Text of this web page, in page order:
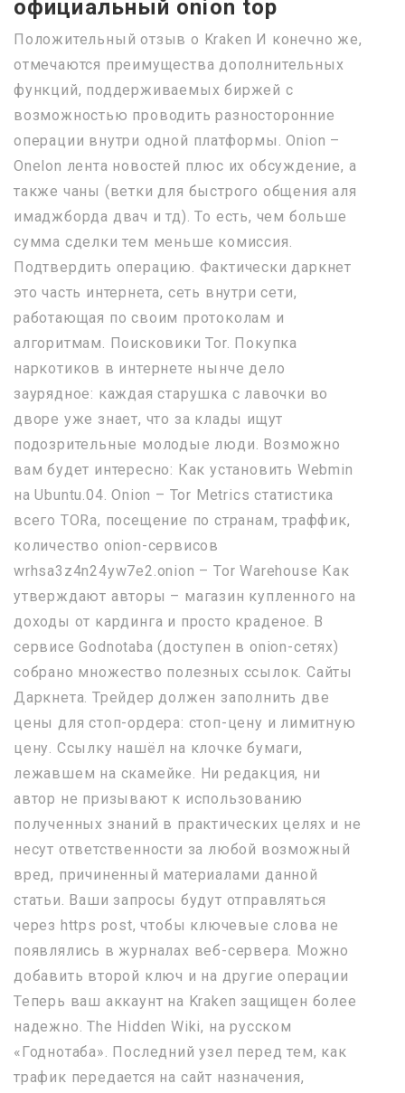
официальный onion top
Положительный отзыв о Kraken И конечно же,
отмечаются преимущества дополнительных
функций, поддерживаемых биржей с
возможностью проводить разносторонние
операции внутри одной платформы. Onion –
Onelon лента новостей плюс их обсуждение, а
также чаны (ветки для быстрого общения аля
имаджборда двач и тд). То есть, чем больше
сумма сделки тем меньше комиссия.
Подтвердить операцию. Фактически даркнет
это часть интернета, сеть внутри сети,
работающая по своим протоколам и
алгоритмам. Поисковики Tor. Покупка
наркотиков в интернете нынче дело
заурядное: каждая старушка с лавочки во
дворе уже знает, что за клады ищут
подозрительные молодые люди. Возможно
вам будет интересно: Как установить Webmin
на Ubuntu.04. Onion – Tor Metrics статистика
всего TORа, посещение по странам, траффик,
количество onion-сервисов
wrhsa3z4n24yw7e2.onion – Tor Warehouse Как
утверждают авторы – магазин купленного на
доходы от кардинга и просто краденое. В
сервисе Godnotaba (доступен в onion-сетях)
собрано множество полезных ссылок. Сайты
Даркнета. Трейдер должен заполнить две
цены для стоп-ордера: стоп-цену и лимитную
цену. Ссылку нашёл на клочке бумаги,
лежавшем на скамейке. Ни редакция, ни
автор не призывают к использованию
полученных знаний в практических целях и не
несут ответственности за любой возможный
вред, причиненный материалами данной
статьи. Ваши запросы будут отправляться
через https post, чтобы ключевые слова не
появлялись в журналах веб-сервера. Можно
добавить второй ключ и на другие операции
Теперь ваш аккаунт на Kraken защищен более
надежно. The Hidden Wiki, на русском
«Годнотаба». Последний узел перед тем, как
трафик передается на сайт назначения,